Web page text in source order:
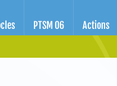
PTSM 06 Actions